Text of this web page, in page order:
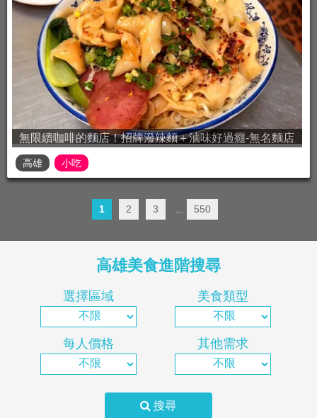
無限續咖啡的麵店！招牌潑辣麵＋滷味好過癮-無名麵店
高雄 小吃
1 2 3 550
高雄美食進階搜尋
選擇區域
每人價格
美食類型
其他需求
搜尋